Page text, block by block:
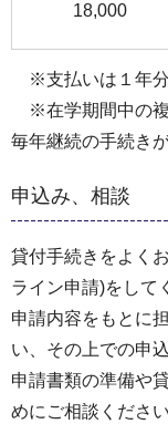
18,000
※支払いは１年分
※在学期間中の複
毎年継続の手続き
申込み、相談
貸付手続きをよく
ライン申請)をして
申請内容をもとに
い、その上での申
申請書類の準備や
めにご相談ください